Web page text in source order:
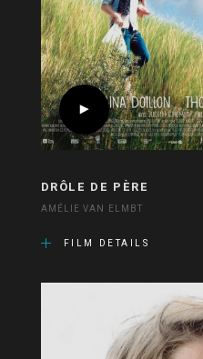
DRÔLE DE PÈRE
AMÉLIE VAN ELMBT
FILM DETAILS